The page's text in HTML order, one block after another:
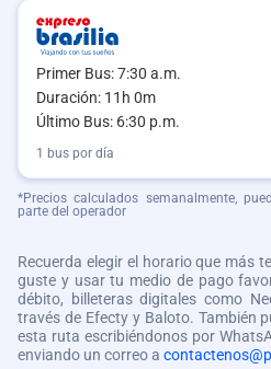
Primer Bus: 7:30 a.m.
Duración: 11h 0m
Último Bus: 6:30 p.m.
1 bus por día
*Precios calculados semanalmente,
parte del operador
Recuerda elegir el horario que más
guste y usar tu medio de pago
débito, billeteras digitales como
través de Efecty y Baloto. También
esta ruta escribiéndonos por
enviando un correo a